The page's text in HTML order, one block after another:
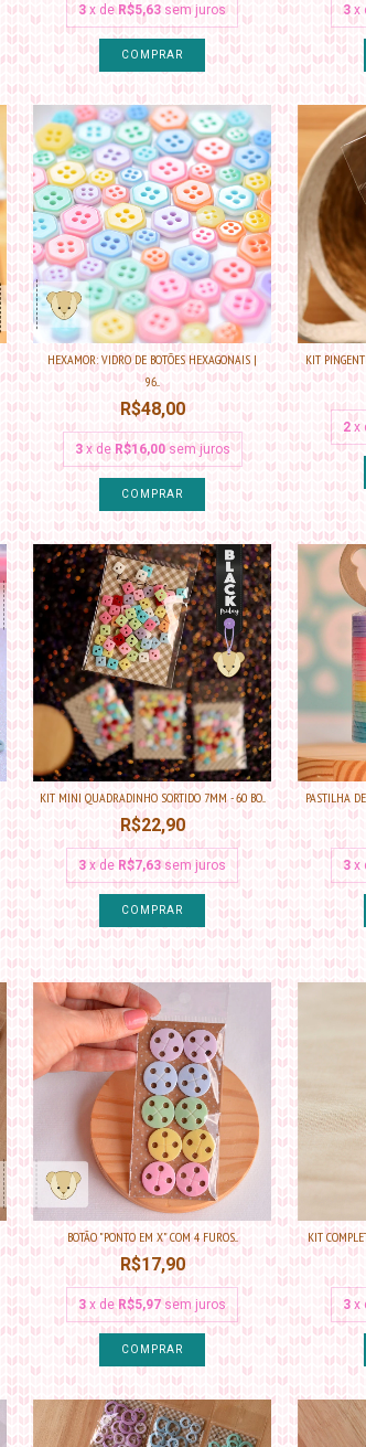
3 x deR$5,63 sem juros 3 x
HEXAMOR: VIDRO DE BOTÕES HEXAGONAIS |
96...
R$48,00
3 x de R$16,00 sem juros
KIT
2 x
KIT MINI QUADRADINHO SORTIDO 7MM - 60 BO...
R$22,90
3 x de R$7,63 sem juros
PASTILHA
3 x
BOTÃO "PONTO EM X" COM 4 FUROS...
R$17,90
3 x de R$5,97 sem juros
KIT
3 x